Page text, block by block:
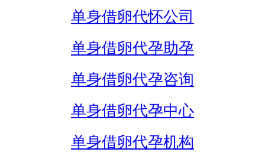
单身借卵代怀公司
单身借卵代孕助孕
单身借卵代孕咨询
单身借卵代孕中心
单身借卵代孕机构